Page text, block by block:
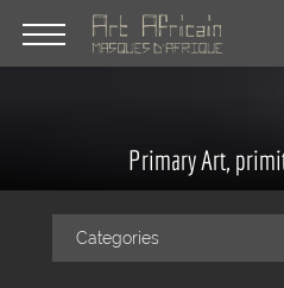
Primary Art,
Categories